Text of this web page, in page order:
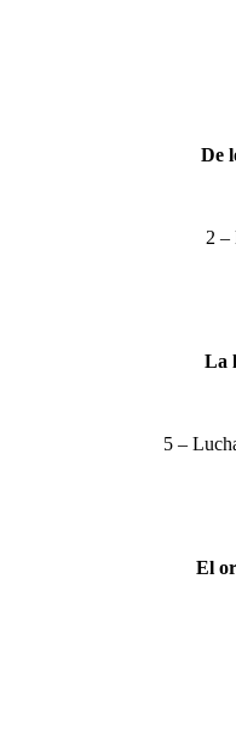
De
2 –
La
5 –
El